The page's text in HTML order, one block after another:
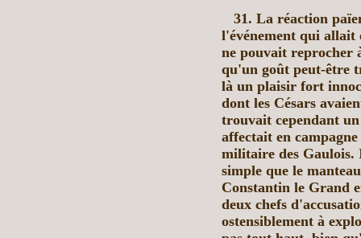
31. La réaction
l'événement qui allait
ne pouvait reprocher
qu'un goût peut-être
là un plaisir fort
dont les Césars
trouvait cependant
affectait en
militaire des Gaulois.
simple que le
Constantin le Grand
deux chefs
ostensiblement à